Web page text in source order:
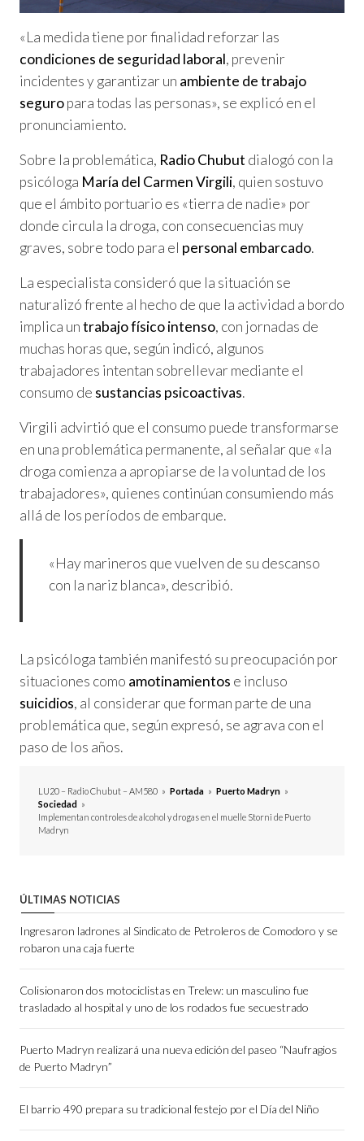
«La medida tiene por finalidad reforzar las
condiciones de seguridad laboral, prevenir
incidentes y garantizar un ambiente de trabajo
seguropara todas las personas», se explicó en el
pronunciamiento.
Sobre la problemática, Radio Chubut dialogó con la
psicóloga María del Carmen Virgili, quien sostuvo
que el ámbito portuario es «tierra de nadie» por
donde circula la droga, con consecuencias muy
graves, sobre todo para el personal embarcado.
La especialista consideró que la situación se
naturalizó frente al hecho de que la actividad a bordo
implica untrabajo físico intenso, con jornadas de
muchas horas que, según indicó, algunos
trabajadores intentan sobrellevar mediante el
consumo de sustancias psicoactivas.
Virgili advirtió que el consumo puede transformarse
en una problemática permanente, al señalar que «la
droga comienza a apropiarse de la voluntad de los
trabajadores», quienes continúan consumiendo más
allá de los períodos de embarque.
«Hay marineros que vuelven de su descanso
con la nariz blanca», describió.
La psicóloga también manifestó su preocupación por
situaciones como amotinamientos e incluso
suicidios, al considerar que forman parte de una
problemática que, según expresó, se agrava con el
paso de los años.
LU20 – Radio Chubut – AM580 » Portada » Puerto Madryn »
Sociedad »
Implementan controles de alcohol y drogas en el muelle Storni de Puerto
Madryn
ÚLTIMAS NOTICIAS
Ingresaron ladrones al Sindicato de Petroleros de Comodoro y se
robaron una caja fuerte
Colisionaron dos motociclistas en Trelew: un masculino fue
trasladado al hospital y uno de los rodados fue secuestrado
Puerto Madryn realizará una nueva edición del paseo “Naufragios
de Puerto Madryn”
El barrio 490 prepara su tradicional festejo por el Día del Niño